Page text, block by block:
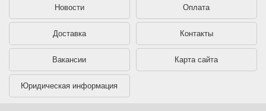
Новости Оплата
Доставка Контакты
Вакансии Карта сайта
Юридическая информация